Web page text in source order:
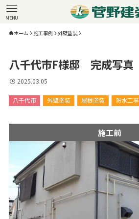
MENU
ホーム 施工事例 外壁塗装
八千代市F様邸 完成写真
2025.03.05
八千代市 外壁塗装 屋根塗装 防水工事
施工前